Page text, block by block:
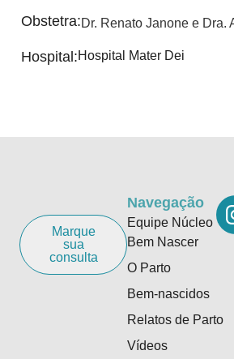
Obstetra:Dr. Renato Janone e Dra.
Hospital:Hospital Mater Dei
Marque
sua
consulta
Navegação
Equipe Núcleo
Bem Nascer
O Parto
Bem-nascidos
Relatos de Parto
Vídeos